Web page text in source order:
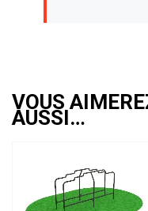
VOUS
AUSSI…